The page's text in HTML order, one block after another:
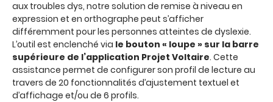
aux troubles dys, notre solution de remise à niveau en
expression et en orthographe peut s’afficher
différemment pour les personnes atteintes de dyslexie.
L’outil est enclenché via le bouton « loupe » sur la barre
supérieure de l’application Projet Voltaire. Cette
assistance permet de configurer son profil de lecture au
travers de 20 fonctionnalités d’ajustement textuel et
d’affichage et/ou de 6 profils.